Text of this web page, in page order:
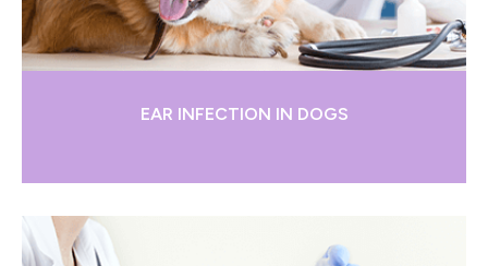
EAR INFECTION IN DOGS